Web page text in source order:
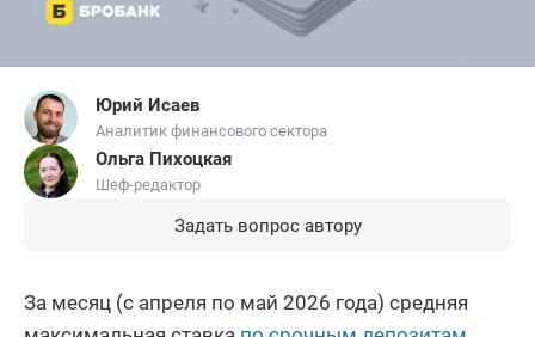
Юрий Исаев
Аналитик финансового сектора
Ольга Пихоцкая
Шеф-редактор
Задать вопрос автору
За месяц (с апреля по май 2026 года) средняя